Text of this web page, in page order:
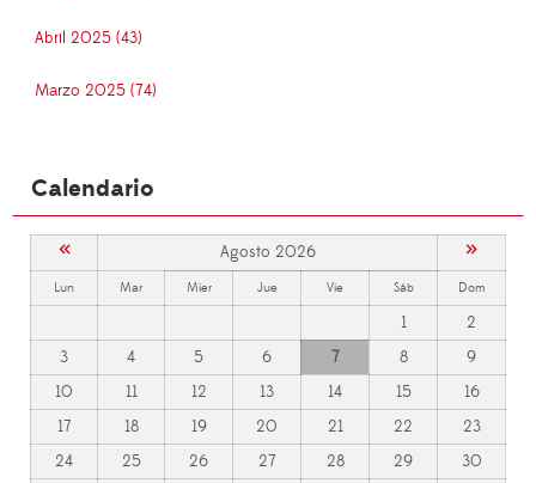
Abril 2025 (43)
Marzo 2025 (74)
Calendario
« Agosto 2026 »
Lun Mar Mier Jue Vie Sáb Dom
1
2
3
4 5 6 7 8
9
10
11 12 13 14 15
16
17
18 19 20 21 22
23
24
25 26 27 28 29
30